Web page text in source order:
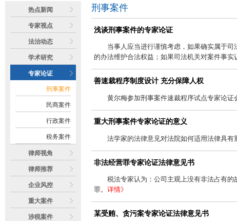
刑事案件
浅谈刑事案件的专家论证
当事人应当进行谨慎考虑，如果确实属于
的办法维护合法权益；如果司法机关对案件事
善速裁程序制度设计 充分保障人权
黄尔梅参加刑事案件速裁程序试点专家论证
重大刑事案件专家论证的意义
法学家的法律意见对法院如何适用法律具有
非法经营罪专家论证法律意见书
税法专家认为：公司主观上没有非法占有
罪。 详情》
某受贿、贪污案专家论证法律意见书
热点新闻
专家视点
法治动态
学术研究
专家论证
刑事案件
民商案件
行政案件
税务案件
律师视角
律师推荐
企业风控
重大案件
涉税案件